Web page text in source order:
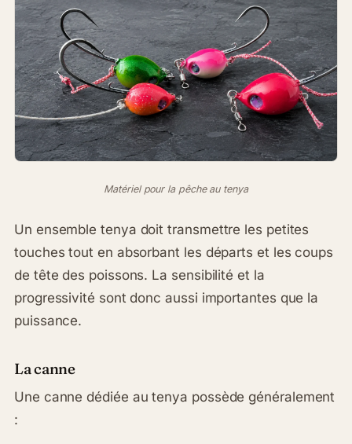
Matériel pour la pêche au tenya
Un ensemble tenya doit transmettre les petites
touches tout en absorbant les départs et les coups
de tête des poissons. La sensibilité et la
progressivité sont donc aussi importantes que la
puissance.
La canne
Une canne dédiée au tenya possède généralement
: